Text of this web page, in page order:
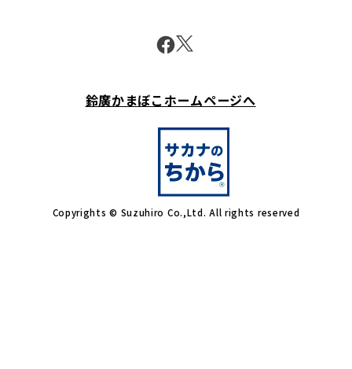
鈴廣かまぼこホームページへ
Copyrights © Suzuhiro Co.,Ltd. All rights reserved